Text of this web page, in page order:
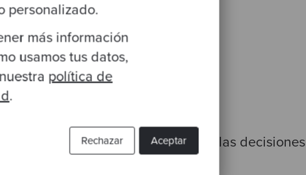
personalizado.
más información
usamos tus datos,
política de
.
Aceptar
Rechazar
del código, si está testado o no, o las decisiones
y son difíciles de cambiar.